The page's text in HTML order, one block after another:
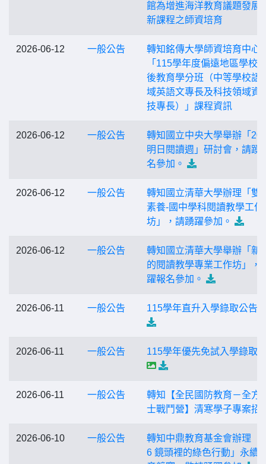
館為增進海洋教育議題發展
新課程之師資培育
2026-06-12 一般公告
轉知銘傳大學師資培育中心
「115學年度偏遠地區學校
後教育學分班（中等學校語
域英語文專長及科技領域資
技專長）」課程資訊
2026-06-12 一般公告
轉知國立中央大學舉辦「
明日閱讀週」研討會，請踴
名參加。
2026-06-12 一般公告
轉知國立清華大學辦理「雙
素養-國中學科閱讀教學工作
坊」，請踴躍參加。
2026-06-12 一般公告
轉知國立清華大學舉辦「新
的閱讀教學專業工作坊」，
躍報名參加。
2026-06-11 一般公告 115學年直升入學錄取公告
2026-06-11 一般公告 115學年優先免試入學錄取
2026-06-11 一般公告
轉知【全民國防教育－全方
士戰鬥營】清寒學子專案招
2026-06-10 一般公告
轉知中鼎教育基金會辦理「
6 鏡頭裡的綠色行動」永續